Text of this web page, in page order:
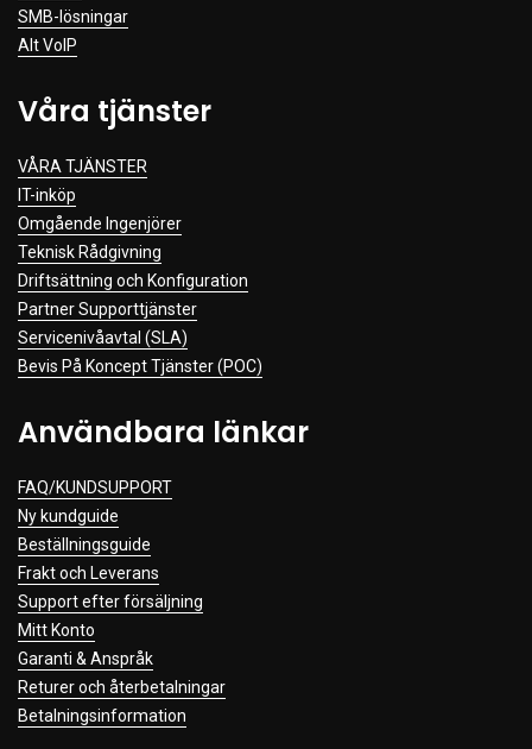
SMB-lösningar
Alt VoIP
Våra tjänster
VÅRA TJÄNSTER
IT-inköp
Omgående Ingenjörer
Teknisk Rådgivning
Driftsättning och Konfiguration
Partner Supporttjänster
Servicenivåavtal (SLA)
Bevis På Koncept Tjänster (POC)
Användbara länkar
FAQ/KUNDSUPPORT
Ny kundguide
Beställningsguide
Frakt och Leverans
Support efter försäljning
Mitt Konto
Garanti & Anspråk
Returer och återbetalningar
Betalningsinformation